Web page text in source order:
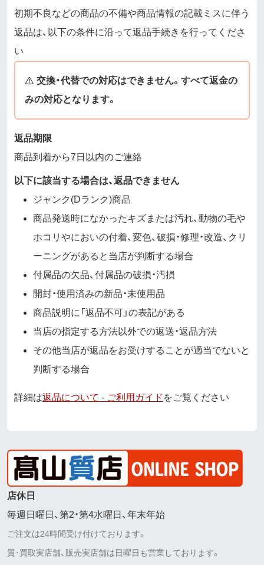
初期不良などの商品の不備や商品情報の記載ミスに伴う
返品は、以下の条件に沿って返品手続きを行ってくださ
い
交換・代替での対応はできません。すべて返金の
みの対応となります。
返品期限
商品到着から7日以内のご連絡
以下に該当する場合は、返品できません
ジャンク(Dランク)商品
商品発送時になかったキズまたは汚れ、動物の毛や
ホコリやにおいの付着、変色、破損・修理・改造、クリ
ーニングがあると当店が判断する場合
付属品の欠品、付属品の破損・汚損
開封・使用済みの新品・未使用品
商品説明に「返品不可」の表記がある
当店の指定する方法以外での返送・返品方法
その他当店が返品をお受けすることが適当でないと
判断する場合
詳細は返品について - ご利用ガイド をご覧ください
店休日
毎週日曜日、第2・第4水曜日、年末年始
ご注文は24時間受け付けております。
質･買取実店舗、販売実店舗は日曜日も営業しております。